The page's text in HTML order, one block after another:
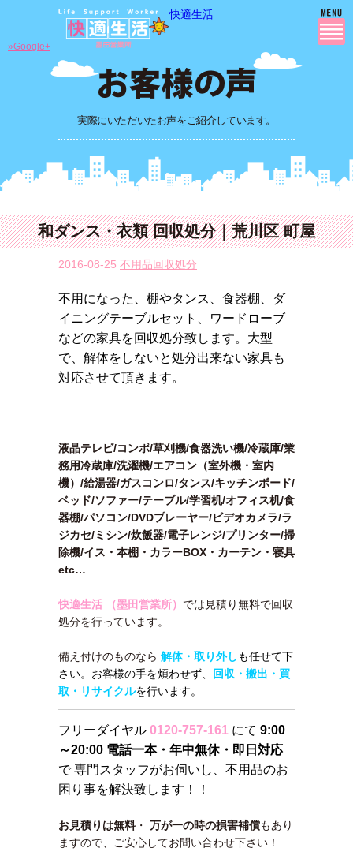
快適生活
実際にいただいたお声をご紹介しています。
»Google+
和ダンス・衣類 回収処分｜荒川区 町屋
2016-08-25 不用品回収処分
不用になった、棚やタンス、食器棚、ダ
イニングテーブルセット、ワードローブ
などの家具を回収処分致します。大型
で、解体をしないと処分出来ない家具も
対応させて頂きます。
液晶テレビ/コンポ/草刈機/食器洗い機/冷蔵庫/業
務用冷蔵庫/洗濯機/エアコン（室外機・室内
機）/給湯器/ガスコンロ/タンス/キッチンボード/
ベッド/ソファー/テーブル/学習机/オフィス机/食
器棚/パソコン/DVDプレーヤー/ビデオカメラ/ラ
ジカセ/ミシン/炊飯器/電子レンジ/プリンター/掃
除機/イス・本棚・カラーBOX・カーテン・寝具
etc…
快適生活 （墨田営業所） では見積り無料で回収
処分を行っています。
備え付けのものなら 解体・取り外しも任せて下
さい。お客様の手を煩わせず、
回収・搬出・買
取・リサイクルを行います。
フリーダイヤル 0120-757-161 にて 9:00
～20:00 電話一本・年中無休・即日対応
で 専門スタッフがお伺いし、不用品のお
困り事を解決致します！！
お見積りは無料・ 万が一の時の損害補償もあり
ますので、ご安心してお問い合わせ下さい！